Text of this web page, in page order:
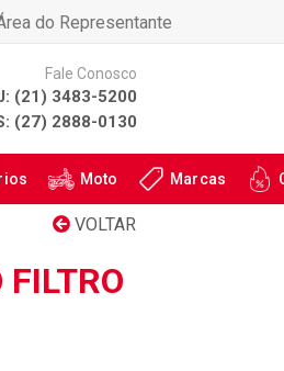
do Representante
Fale Conosco
(21) 3483-5200
(27) 2888-0130
Moto Marcas
VOLTAR